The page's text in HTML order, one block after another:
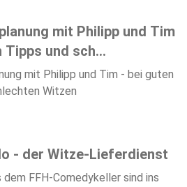
mit Philipp und Tim
Tipps und sch...
mit Philipp und Tim - bei guten
Witzen
- der Witze-Lieferdienst
dem FFH-Comedykeller sind ins